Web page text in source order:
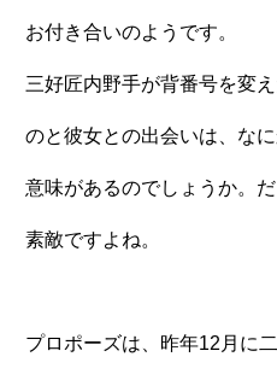
お付き合いのようです。
三好匠内野手が背番号を変
のと彼女との出会いは、な
意味があるのでしょうか。だ
素敵ですよね。
プロポーズは、昨年12月に